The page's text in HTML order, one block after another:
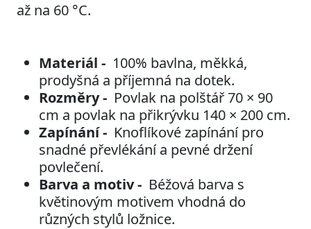
až na 60 °C.
Materiál - 100% bavlna, měkká,
prodyšná a příjemná na dotek.
Rozměry - Povlak na polštář 70 × 90
cm a povlak na přikrývku 140 × 200 cm.
Zapínání - Knoflíkové zapínání pro
snadné převlékání a pevné držení
povlečení.
Barva a motiv - Béžová barva s
květinovým motivem vhodná do
různých stylů ložnice.